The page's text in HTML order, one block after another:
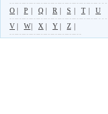
O
P Q R S T
U
V
W X Y Z